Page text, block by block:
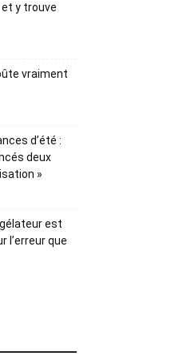
et y trouve
vraiment
d’été :
deux
»
est
l’erreur que